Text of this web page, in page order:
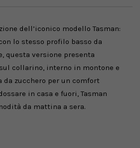
dell’iconico modello Tasman:
lo stesso profilo basso da
questa versione presenta
collarino, interno in montone e
da zucchero per un comfort
in casa e fuori, Tasman
da mattina a sera.